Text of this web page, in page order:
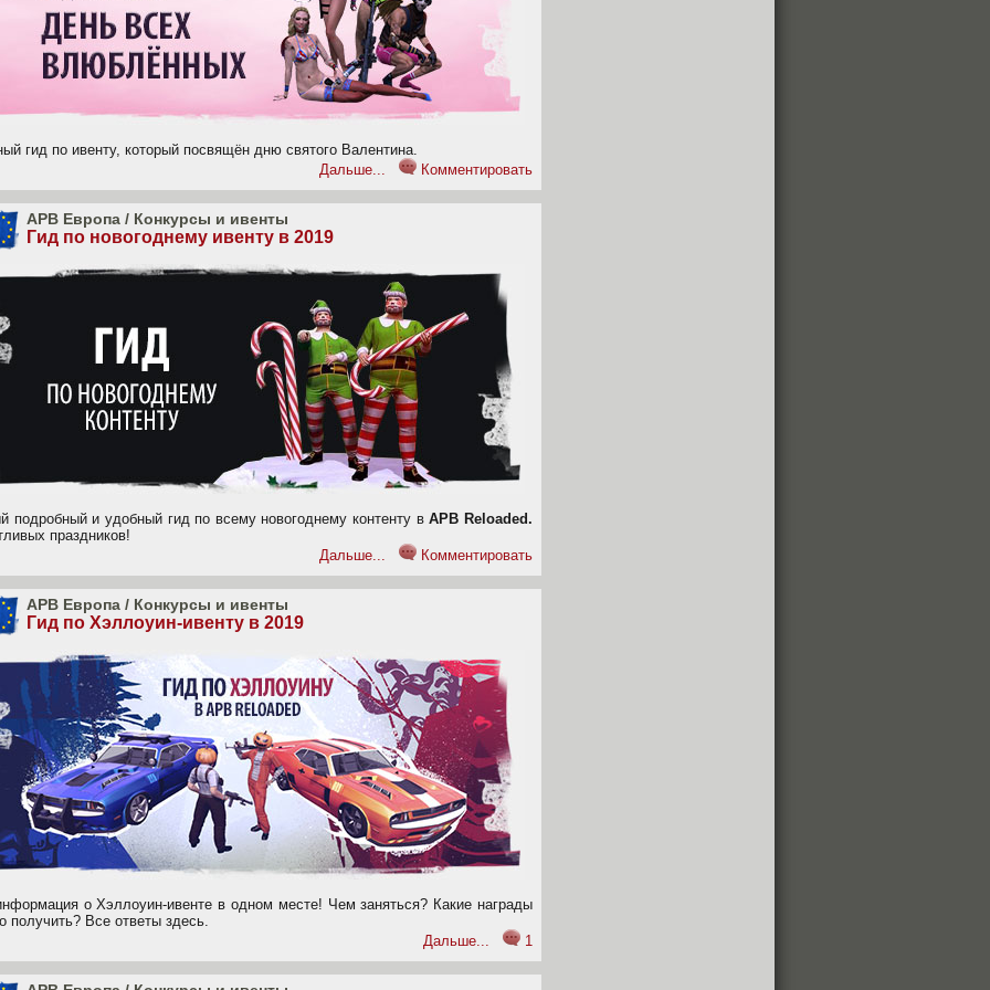
гид по ивенту, который посвящён дню святого Валентина.
Дальше...
Комментировать
APB Европа / Конкурсы и ивенты
Гид по новогоднему ивенту в 2019
подробный и удобный гид по всему новогоднему контенту вAPB Reloaded.
праздников!
Дальше...
Комментировать
APB Европа / Конкурсы и ивенты
Гид по Хэллоуин-ивенту в 2019
о Хэллоуин-ивенте в одном месте! Чем заняться? Какие награды
получить? Все ответы здесь.
Дальше...
1